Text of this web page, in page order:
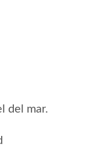
del mar.